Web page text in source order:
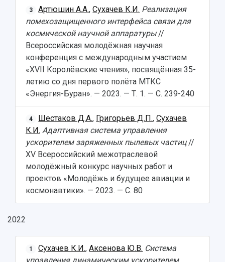
3 Артюшин А.А.,Сухачев К.И. Реализация
помехозащищенного интерфейса связи для
космической научной аппаратуры//
Всероссийская молодёжная научная
конференция с международным участием
«XVII Королёвские чтения», посвящённая 35-
летию со дня первого полёта МТКС
«Энергия-Буран». — 2023. — Т. 1. — С. 239-240
4 Шестаков Д.А., Григорьев Д.П.,Сухачев
К.И. Адаптивная система управления
ускорителем заряженных пылевых частиц//
XV Всероссийский межотраслевой
молодёжный конкурс научных работ и
проектов «Молодёжь и будущее авиации и
космонавтики». — 2023. — С. 80
2022
1 Сухачев К.И.,Аксенова Ю.В. Система